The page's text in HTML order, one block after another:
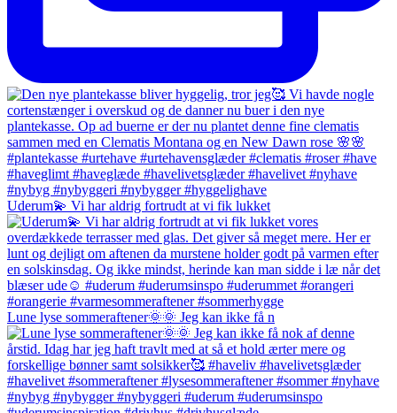
Uderum💫 Vi har aldrig fortrudt at vi fik lukket
Lune lyse sommeraftener🌞🌞 Jeg kan ikke få n